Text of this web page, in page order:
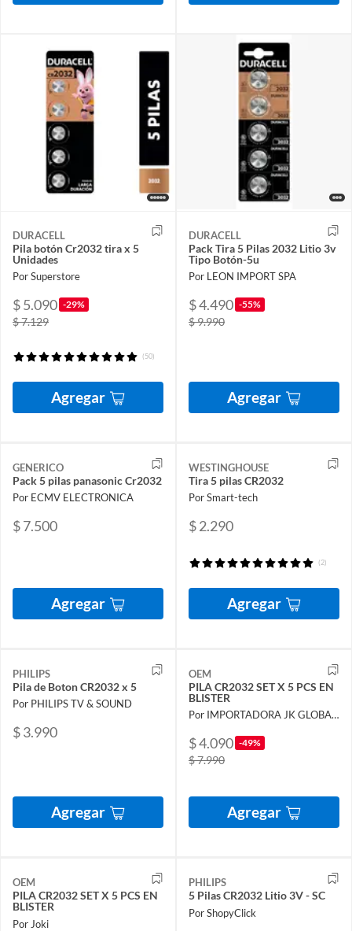
DURACELL
Pila botón Cr2032 tira x 5
Unidades
Por Superstore
$ 5.090 -29%
$ 7.129
(50)
Agregar
DURACELL
Pack Tira 5 Pilas 2032 Litio 3v
Tipo Botón-5u
Por LEON IMPORT SPA
$ 4.490 -55%
$ 9.990
Agregar
GENERICO
Pack 5 pilas panasonic Cr2032
Por ECMV ELECTRONICA
$ 7.500
Agregar
WESTINGHOUSE
Tira 5 pilas CR2032
Por Smart-tech
$ 2.290
(2)
Agregar
PHILIPS
Pila de Boton CR2032 x 5
Por PHILIPS TV & SOUND
$ 3.990
Agregar
OEM
PILA CR2032 SET X 5 PCS EN
BLISTER
Por IMPORTADORA JK GLOBAL SPA
$ 4.090 -49%
$ 7.990
Agregar
OEM
PILA CR2032 SET X 5 PCS EN
BLISTER
Por Joki
PHILIPS
5 Pilas CR2032 Litio 3V - SC
Por ShopyClick